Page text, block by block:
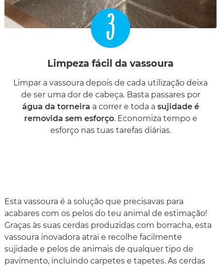
3
Limpeza fácil da vassoura
Limpar a vassoura depois de cada utilização deixa
de ser uma dor de cabeça. Basta passares por
água da torneira a correr e toda a sujidade é
removida sem esforço. Economiza tempo e
esforço nas tuas tarefas diárias.
Esta vassoura é a solução que precisavas para
acabares com os pelos do teu animal de estimação!
Graças às suas cerdas produzidas com borracha, esta
vassoura inovadora atrai e recolhe facilmente
sujidade e pelos de animais de qualquer tipo de
pavimento, incluindo carpetes e tapetes. As cerdas